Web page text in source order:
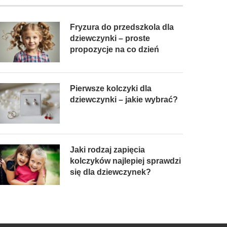
Fryzura do przedszkola dla
dziewczynki – proste
propozycje na co dzień
Pierwsze kolczyki dla
dziewczynki – jakie wybrać?
Jaki rodzaj zapięcia
kolczyków najlepiej sprawdzi
się dla dziewczynek?